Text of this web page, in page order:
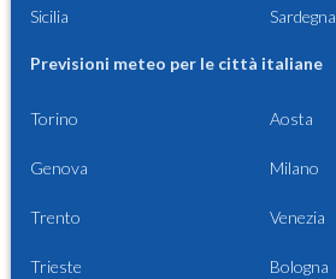
Sicilia Sardegna
Previsioni meteo per le città italiane
Torino Aosta
Genova Milano
Trento Venezia
Trieste Bologna